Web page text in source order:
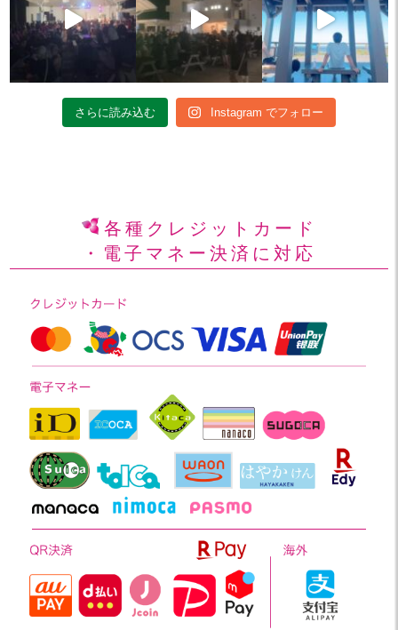
さらに読み込む Instagram でフォロー
各種クレジットカード
・電子マネー決済に対応